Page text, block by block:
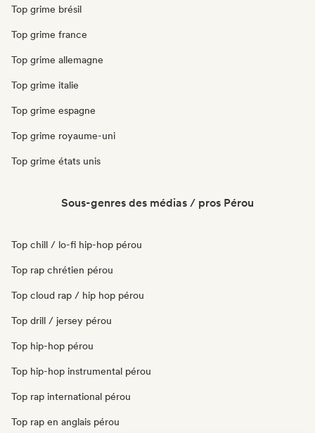
Top grime brésil
Top grime france
Top grime allemagne
Top grime italie
Top grime espagne
Top grime royaume-uni
Top grime états unis
Sous-genres des médias / pros Pérou
Top chill / lo-fi hip-hop pérou
Top rap chrétien pérou
Top cloud rap / hip hop pérou
Top drill / jersey pérou
Top hip-hop pérou
Top hip-hop instrumental pérou
Top rap international pérou
Top rap en anglais pérou